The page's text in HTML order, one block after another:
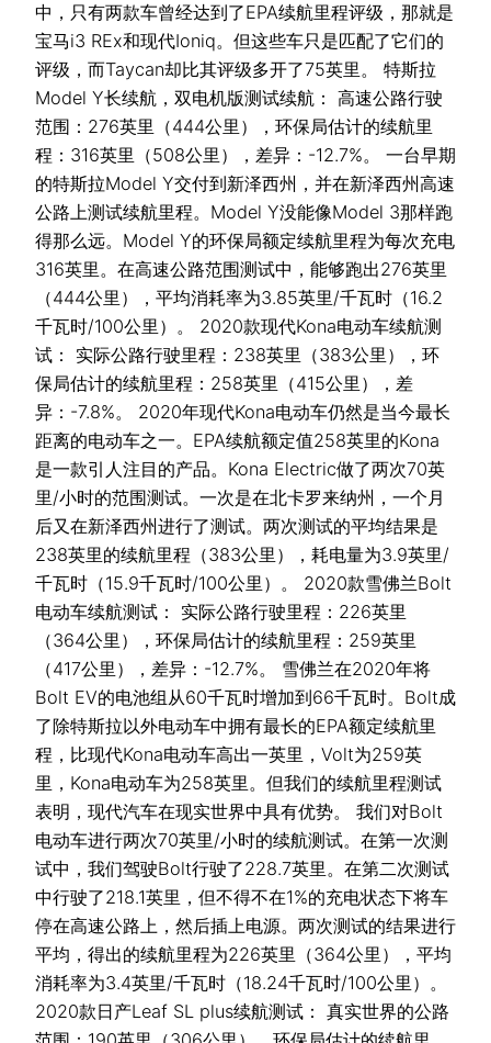
中，只有两款车曾经达到了EPA续航里程评级，那就是
宝马i3 REx和现代Ioniq。但这些车只是匹配了它们的
评级，而Taycan却比其评级多开了75英里。 特斯拉
Model Y长续航，双电机版测试续航： 高速公路行驶
范围：276英里（444公里），环保局估计的续航里
程：316英里（508公里），差异：-12.7%。 一台早期
的特斯拉Model Y交付到新泽西州，并在新泽西州高速
公路上测试续航里程。Model Y没能像Model 3那样跑
得那么远。Model Y的环保局额定续航里程为每次充电
316英里。在高速公路范围测试中，能够跑出276英里
（444公里），平均消耗率为3.85英里/千瓦时（16.2
千瓦时/100公里）。 2020款现代Kona电动车续航测
试： 实际公路行驶里程：238英里（383公里），环
保局估计的续航里程：258英里（415公里），差
异：-7.8%。 2020年现代Kona电动车仍然是当今最长
距离的电动车之一。EPA续航额定值258英里的Kona
是一款引人注目的产品。Kona Electric做了两次70英
里/小时的范围测试。一次是在北卡罗来纳州，一个月
后又在新泽西州进行了测试。两次测试的平均结果是
238英里的续航里程（383公里），耗电量为3.9英里/
千瓦时（15.9千瓦时/100公里）。 2020款雪佛兰Bolt
电动车续航测试： 实际公路行驶里程：226英里
（364公里），环保局估计的续航里程：259英里
（417公里），差异：-12.7%。 雪佛兰在2020年将
Bolt EV的电池组从60千瓦时增加到66千瓦时。Bolt成
了除特斯拉以外电动车中拥有最长的EPA额定续航里
程，比现代Kona电动车高出一英里，Volt为259英
里，Kona电动车为258英里。但我们的续航里程测试
表明，现代汽车在现实世界中具有优势。 我们对Bolt
电动车进行两次70英里/小时的续航测试。在第一次测
试中，我们驾驶Bolt行驶了228.7英里。在第二次测试
中行驶了218.1英里，但不得不在1%的充电状态下将车
停在高速公路上，然后插上电源。两次测试的结果进行
平均，得出的续航里程为226英里（364公里），平均
消耗率为3.4英里/千瓦时（18.24千瓦时/100公里）。
2020款日产Leaf SL plus续航测试： 真实世界的公路